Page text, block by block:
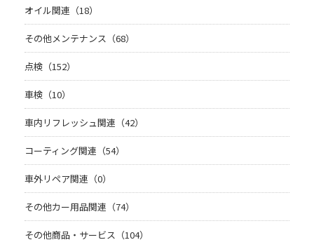
オイル関連（18）
その他メンテナンス（68）
点検（152）
車検（10）
車内リフレッシュ関連（42）
コーティング関連（54）
車外リペア関連（0）
その他カー用品関連（74）
その他商品・サービス（104）